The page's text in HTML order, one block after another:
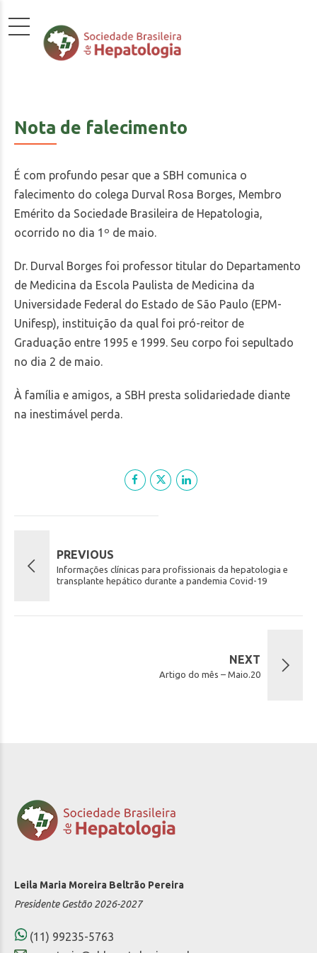
Nota de falecimento
É com profundo pesar que a SBH comunica o
falecimento do colega Durval Rosa Borges, Membro
Emérito da Sociedade Brasileira de Hepatologia,
ocorrido no dia 1º de maio.
Dr. Durval Borges foi professor titular do Departamento
de Medicina da Escola Paulista de Medicina da
Universidade Federal do Estado de São Paulo (EPM-
Unifesp), instituição da qual foi pró-reitor de
Graduação entre 1995 e 1999. Seu corpo foi sepultado
no dia 2 de maio.
À família e amigos, a SBH presta solidariedade diante
na inestimável perda.
PREVIOUS
Informações clínicas para profissionais da hepatologia e
transplante hepático durante a pandemia Covid-19
NEXT
Artigo do mês – Maio.20
Leila Maria Moreira Beltrão Pereira
Presidente Gestão 2026-2027
(11) 99235-5763